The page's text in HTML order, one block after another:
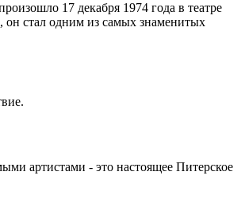
17 декабря 1974 года в театре
он стал одним из самых знаменитых
артистами - это настоящее Питерское